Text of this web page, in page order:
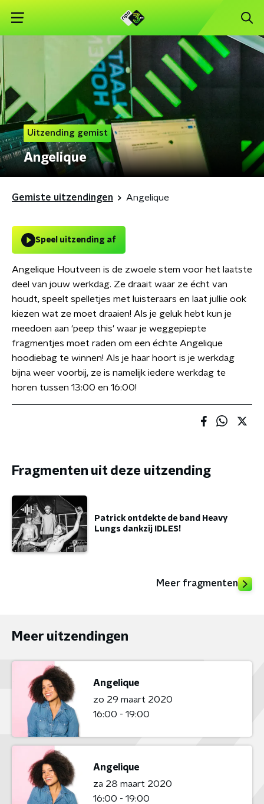
Uitzending gemist
Angelique
Gemiste uitzendingen Angelique
Speel uitzending af
Angelique Houtveen is de zwoele stem voor het laatste
deel van jouw werkdag. Ze draait waar ze écht van
houdt, speelt spelletjes met luisteraars en laat jullie ook
kiezen wat ze moet draaien! Als je geluk hebt kun je
meedoen aan 'peep this' waar je weggepiepte
fragmentjes moet raden om een échte Angelique
hoodiebag te winnen! Als je haar hoort is je werkdag
bijna weer voorbij, ze is namelijk iedere werkdag te
horen tussen 13:00 en 16:00!
Fragmenten uit deze uitzending
Patrick ontdekte de band Heavy
Lungs dankzij IDLES!
Meer fragmenten
Meer uitzendingen
Angelique
zo 29 maart 2020
16:00 - 19:00
Angelique
za 28 maart 2020
16:00 - 19:00